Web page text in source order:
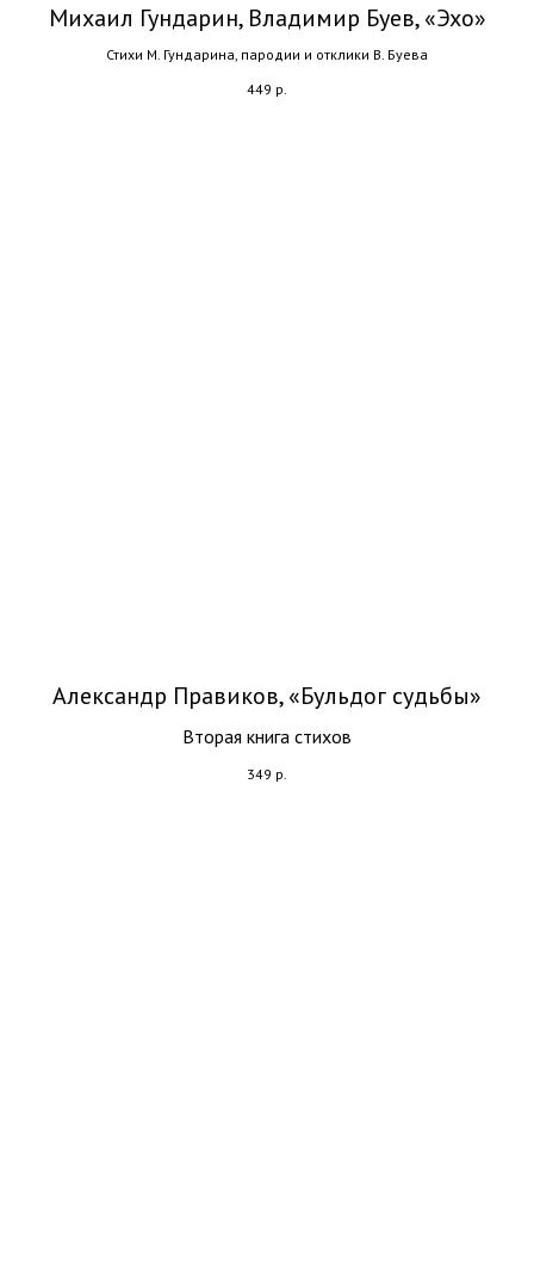
Михаил Гундарин, Владимир Буев, «Эхо»
Стихи М. Гундарина, пародии и отклики В. Буева
449 р.
Александр Правиков, «Бульдог судьбы»
Вторая книга стихов
349 р.